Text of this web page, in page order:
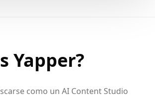
Yapper?
como un AI Content Studio